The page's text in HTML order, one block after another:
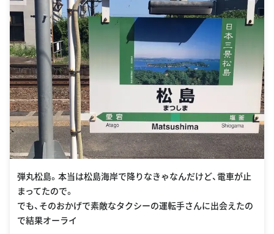
弾丸松島。本当は松島海岸で降りなきゃなんだけど、電車が止
まってたので。
でも、そのおかげで素敵なタクシーの運転手さんに出会えたの
で結果オーライ